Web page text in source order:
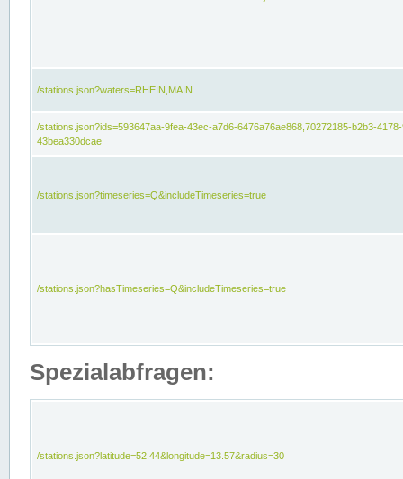
/stations.json?waters=RHEIN,MAIN
/stations.json?ids=593647aa-9fea-43ec-a7d6-6476a76ae868,70272185-b2b3-
43bea330dcae
/stations.json?timeseries=Q&includeTimeseries=true
/stations.json?hasTimeseries=Q&includeTimeseries=true
Spezialabfragen:
/stations.json?latitude=52.44&longitude=13.57&radius=30